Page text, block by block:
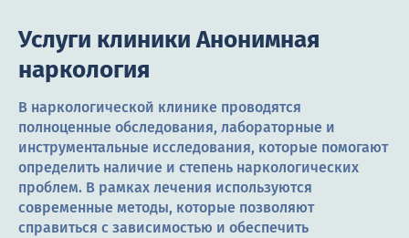
Услуги клиники Анонимная
наркология
В наркологической клинике проводятся
полноценные обследования, лабораторные и
инструментальные исследования, которые помогают
определить наличие и степень наркологических
проблем. В рамках лечения используются
современные методы, которые позволяют
справиться с зависимостью и обеспечить